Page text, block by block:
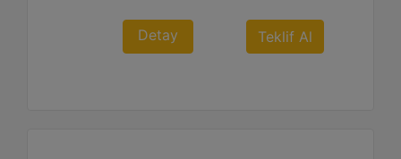
Detay Teklif Al